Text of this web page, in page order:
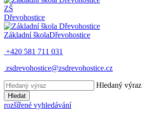
ZŠ
Dřevohostice
Základní školaDřevohostice
+420 581 711 031
zsdrevohostice@zsdrevohostice.cz
Hledaný výraz
Hledat
rozšířené vyhledávání